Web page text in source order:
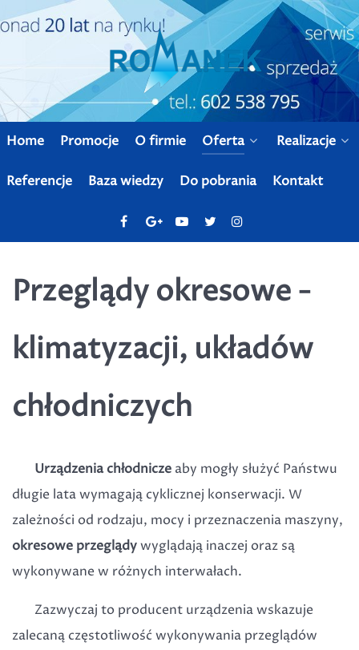
Home Promocje O firmie Oferta Realizacje
Referencje Baza wiedzy Do pobrania Kontakt
Przeglądy okresowe -
klimatyzacji, układów
chłodniczych
Urządzenia chłodnicze aby mogły służyć Państwu
długie lata wymagają cyklicznej konserwacji. W
zależności od rodzaju, mocy i przeznaczenia maszyny,
okresowe przeglądywyglądają inaczej oraz są
wykonywane w różnych interwałach.
Zazwyczaj to producent urządzenia wskazuje
zalecaną częstotliwość wykonywania przeglądów